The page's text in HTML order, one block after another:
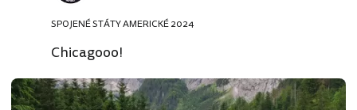
SPOJENÉ STÁTY AMERICKÉ 2024
Chicagooo!